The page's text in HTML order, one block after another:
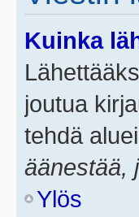
Kuinka
joutua
tehdä
äänestää,
Ylös